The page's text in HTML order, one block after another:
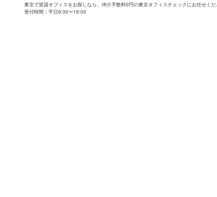
東京で賃貸オフィスをお探しなら、仲介手数料0円の東京オフィスチェックにお任せく
受付時間：平日9:00〜19:00